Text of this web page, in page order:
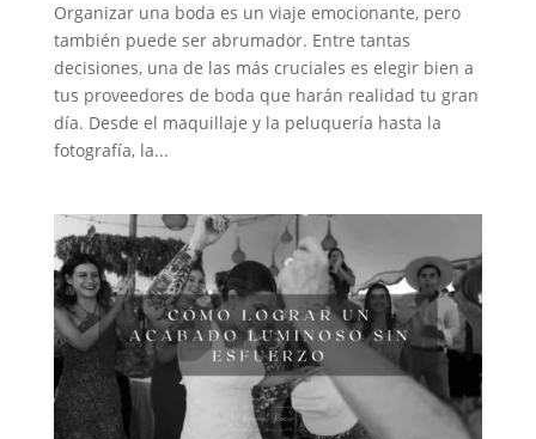
Organizar una boda es un viaje emocionante, pero
también puede ser abrumador. Entre tantas
decisiones, una de las más cruciales es elegir bien a
tus proveedores de boda que harán realidad tu gran
día. Desde el maquillaje y la peluquería hasta la
fotografía, la...